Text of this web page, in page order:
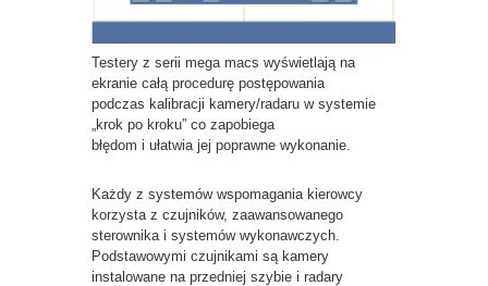
Testery z serii mega macs wyświetlają na
ekranie całą procedurę postępowania
podczas kalibracji kamery/radaru w systemie
„krok po kroku” co zapobiega
błędom i ułatwia jej poprawne wykonanie.
Każdy z systemów wspomagania kierowcy
korzysta z czujników, zaawansowanego
sterownika i systemów wykonawczych.
Podstawowymi czujnikami są kamery
instalowane na przedniej szybie i radary